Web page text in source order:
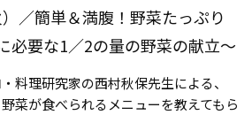
／簡単＆満腹！野菜たっぷり
必要な1／2の量の野菜の献立～
料理研究家の西村秋保先生による、
菜が食べられるメニューを教えてもら